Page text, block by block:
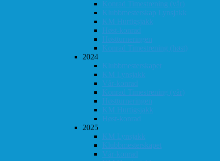
Konrad Timestrening (vår)
Klubbmesterskap Lynsjakk
KM Hurtigsjakk
Høst-konrad
Høstturneringen
Konrad Timestrening (høst)
2024
Klubbmesterskapet
KM Lynsjakk
Vår-konrad
Konrad Timestrening (vår)
Høstturneringen
KM Hurtigsjakk
Høst-konrad
2025
KM Lynsjakk
Klubbmesterskapet
Vår-konrad